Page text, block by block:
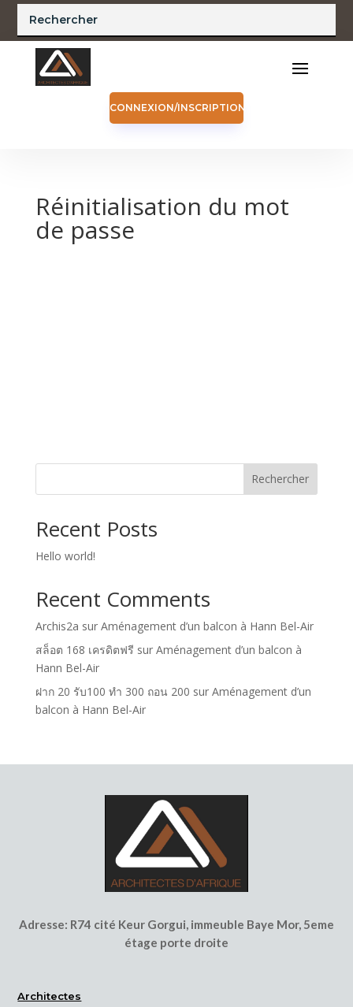
CONNEXION/INSCRIPTION
Réinitialisation du mot
de passe
Rechercher
Recent Posts
Hello world!
Recent Comments
Archis2a sur Aménagement d’un balcon à Hann Bel-Air
สล็อต 168 เครดิตฟรี sur Aménagement d’un balcon à
Hann Bel-Air
ฝาก 20 รับ100 ทํา 300 ถอน 200 sur Aménagement d’un
balcon à Hann Bel-Air
Adresse: R74 cité Keur Gorgui, immeuble Baye Mor, 5eme
étage porte droite
Architectes